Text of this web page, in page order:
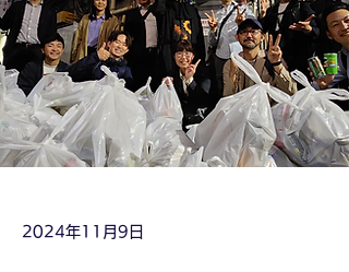
2024年11月9日